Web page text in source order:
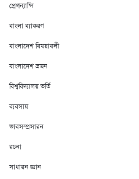
প্রেগন্যান্সি
বাংলা ব্যাকরণ
বাংলাদেশ বিষয়াবলী
বাংলাদেশ ভ্রমন
বিশ্ববিদ্যালয় ভর্তি
ব্যবসায়
ভাবসম্প্রসারন
রচনা
সাধারন জ্ঞান